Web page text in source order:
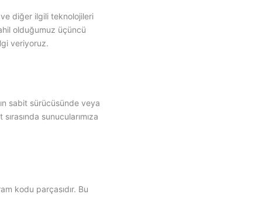
diğer ilgili teknolojileri
olduğumuz üçüncü
veriyoruz.
sabit sürücüsünde veya
sunucularımıza
kodu parçasıdır. Bu